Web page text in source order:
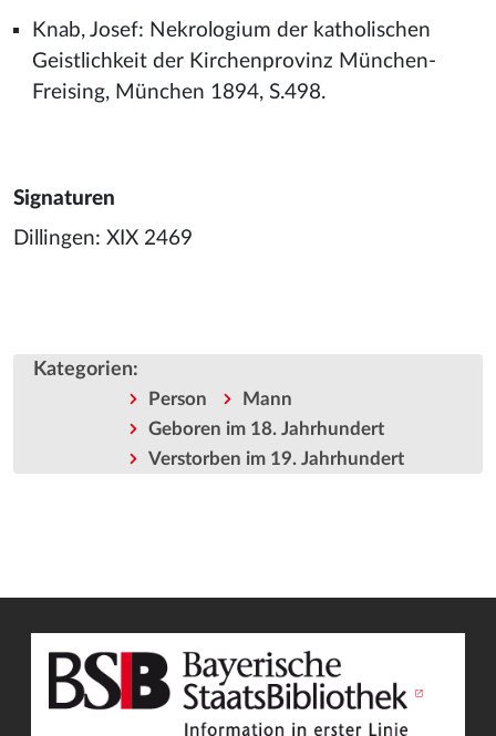
Knab, Josef: Nekrologium der katholischen
Geistlichkeit der Kirchenprovinz München-
Freising, München 1894, S.498.
Signaturen
Dillingen: XIX 2469
Kategorien:
Person
Mann
Geboren im 18. Jahrhundert
Verstorben im 19. Jahrhundert